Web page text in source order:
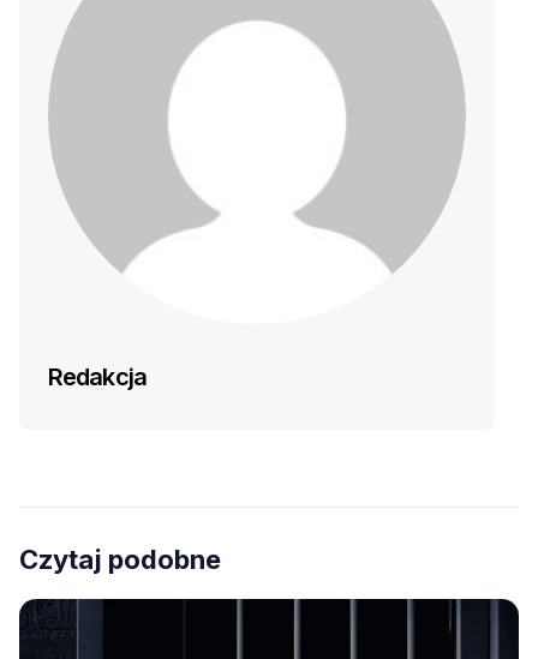
Redakcja
Czytaj podobne